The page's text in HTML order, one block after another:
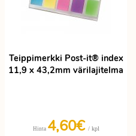
voi myös
Post-it laput eli Post-it
Teippimerkki Post-it® index
11,9 x 43,2mm värilajitelma
Hinta 4,60€ / kpl